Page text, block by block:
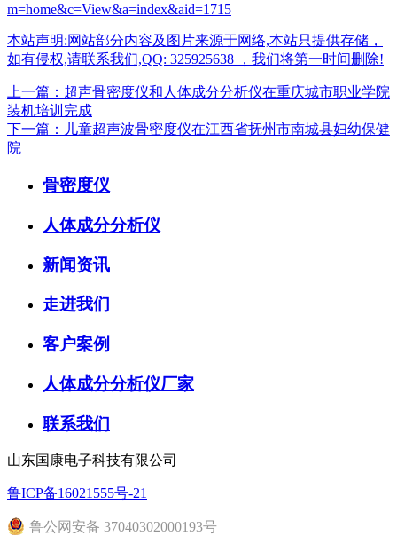
m=home&c=View&a=index&aid=1715
本站声明:网站部分内容及图片来源于网络,本站只提供存储，
如有侵权,请联系我们,QQ: 325925638 ，我们将第一时间删除!
上一篇：超声骨密度仪和人体成分分析仪在重庆城市职业学院
装机培训完成
下一篇：儿童超声波骨密度仪在江西省抚州市南城县妇幼保健
院
骨密度仪
人体成分分析仪
新闻资讯
走进我们
客户案例
人体成分分析仪厂家
联系我们
山东国康电子科技有限公司
鲁ICP备16021555号-21
鲁公网安备 37040302000193号